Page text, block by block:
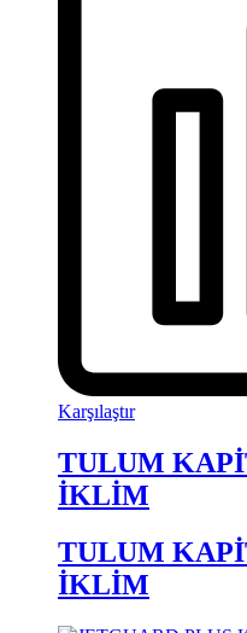
Karşılaştır
TULUM
İKLİM
TULUM
İKLİM